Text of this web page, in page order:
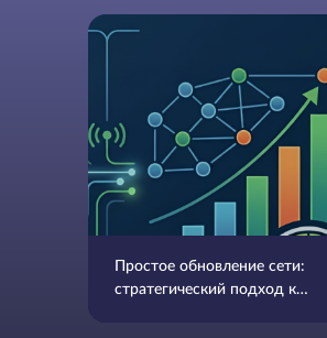
Простое обновление сети:
стратегический подход к